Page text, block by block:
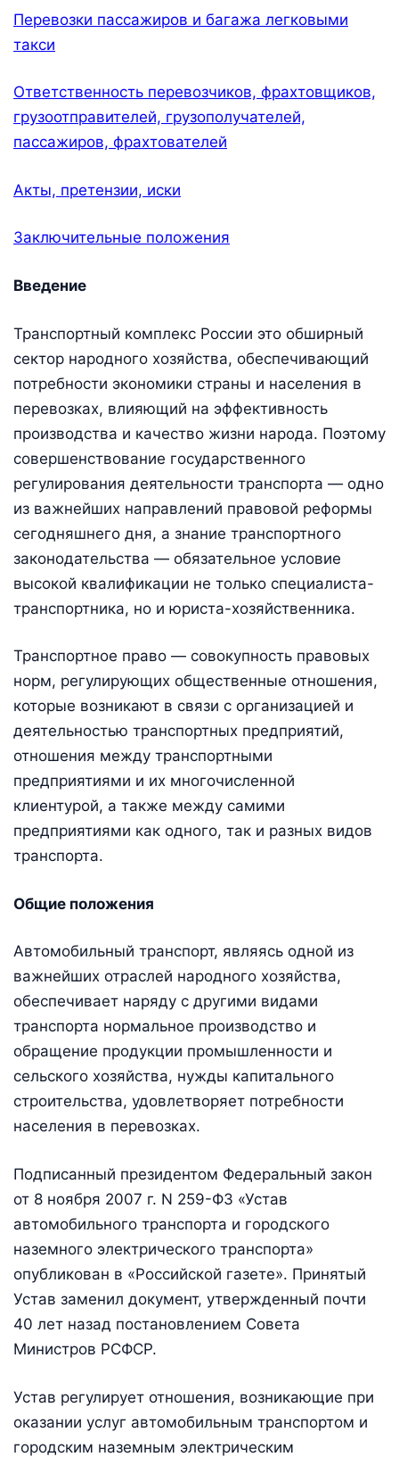
Перевозки пассажиров и багажа легковыми
такси
Ответственность перевозчиков, фрахтовщиков,
грузоотправителей, грузополучателей,
пассажиров, фрахтователей
Акты, претензии, иски
Заключительные положения
Введение
Транспортный комплекс России это обширный
сектор народного хозяйства, обеспечивающий
потребности экономики страны и населения в
перевозках, влияющий на эффективность
производства и качество жизни народа. Поэтому
совершенствование государственного
регулирования деятельности транспорта — одно
из важнейших направлений правовой реформы
сегодняшнего дня, а знание транспортного
законодательства — обязательное условие
высокой квалификации не только специалиста-
транспортника, но и юриста-хозяйственника.
Транспортное право — совокупность правовых
норм, регулирующих общественные отношения,
которые возникают в связи с организацией и
деятельностью транспортных предприятий,
отношения между транспортными
предприятиями и их многочисленной
клиентурой, а также между самими
предприятиями как одного, так и разных видов
транспорта.
Общие положения
Автомобильный транспорт, являясь одной из
важнейших отраслей народного хозяйства,
обеспечивает наряду с другими видами
транспорта нормальное производство и
обращение продукции промышленности и
сельского хозяйства, нужды капитального
строительства, удовлетворяет потребности
населения в перевозках.
Подписанный президентом Федеральный закон
от 8 ноября 2007 г. N 259-ФЗ «Устав
автомобильного транспорта и городского
наземного электрического транспорта»
опубликован в «Российской газете». Принятый
Устав заменил документ, утвержденный почти
40 лет назад постановлением Совета
Министров РСФСР.
Устав регулирует отношения, возникающие при
оказании услуг автомобильным транспортом и
городским наземным электрическим